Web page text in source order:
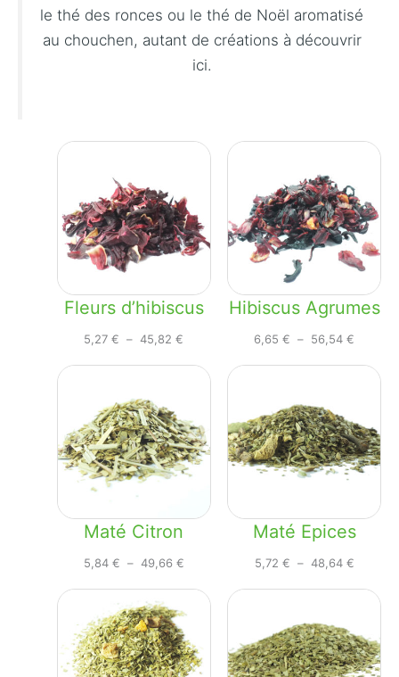
le thé des ronces ou le thé de Noël aromatisé
au chouchen, autant de créations à découvrir
ici.
Fleurs d’hibiscus
5,27€ – 45,82€
prix :
45,82 €
Hibiscus Agrumes
6,65 € – 56,54 €
prix :
56,54 €
Maté Citron
5,84 € – 49,66 €Plage
prix :
5,84 €
à
49,66 €
Maté Epices
5,72 € – 48,64 €Plage
prix :
à
48,64 €